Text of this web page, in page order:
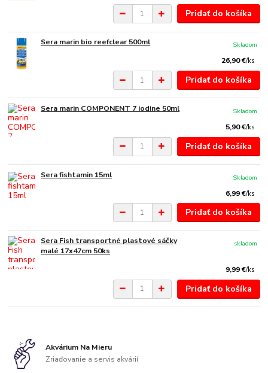
Pridať do košíka
Sera marin bio reefclear 500ml
26,90 €/ks
Skladom
Pridať do košíka
Sera marin COMPONENT 7 iodine 50ml
5,90 €/ks
Skladom
Pridať do košíka
Sera fishtamin 15ml
6,99 €/ks
Skladom
Pridať do košíka
Sera Fish transportné plastové sáčky
malé 17x47cm 50ks
9,99 €/ks
skladom
Pridať do košíka
Akvárium Na Mieru
Zriaďovanie a servis akvárií